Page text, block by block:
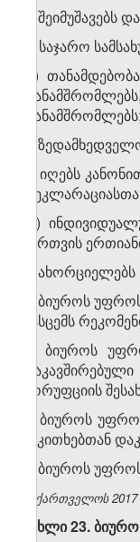
ბ)
გ) საჯარო
დ)
თანამშრომლებს;
ე)
ვ) იღებს
)
მართვის
ზ)
2. ბიუროს
გასცემს
3. ბიუროს
კორუფციის
4. ბიუროს
საკითხებთან
5. ბიუროს
საქართველოს
მუხლი 23.